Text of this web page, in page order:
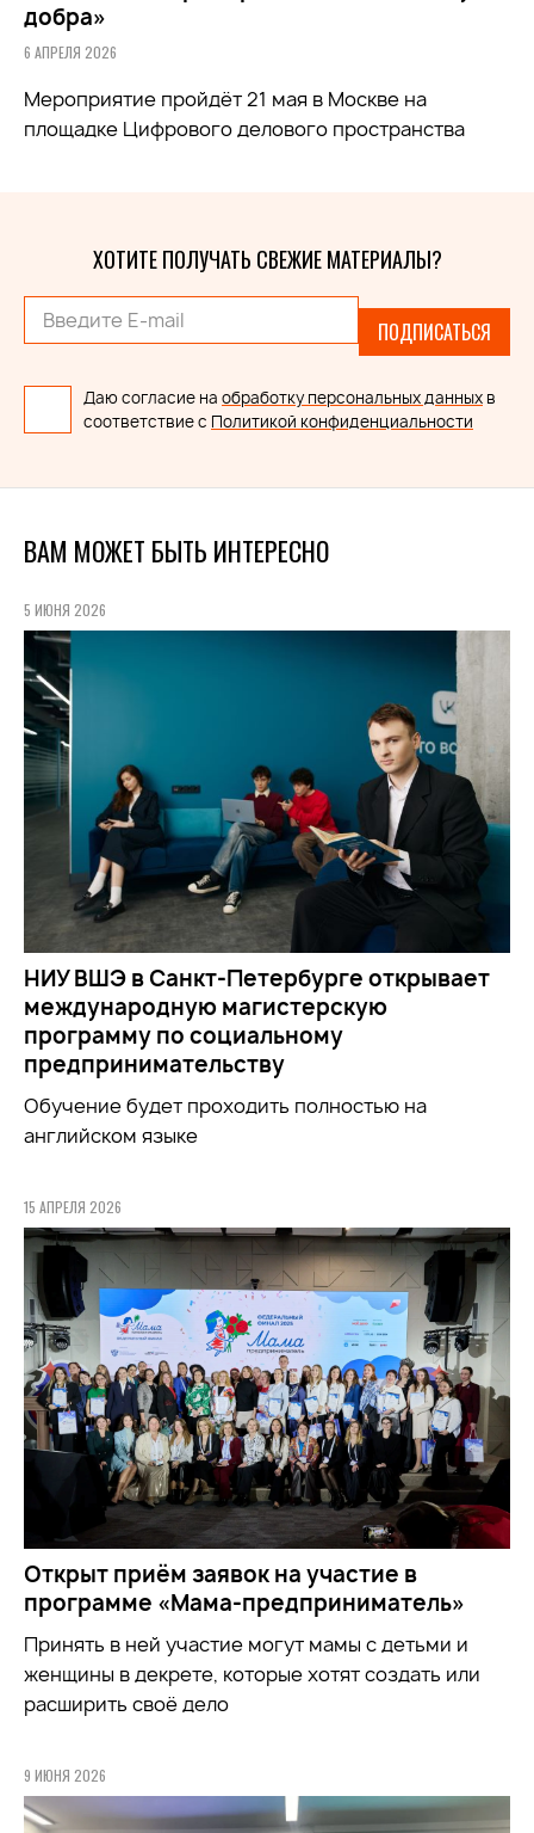
добра»
6 АПРЕЛЯ 2026
Мероприятие пройдёт 21 мая в Москве на
площадке Цифрового делового пространства
ХОТИТЕ ПОЛУЧАТЬ СВЕЖИЕ МАТЕРИАЛЫ?
ПОДПИСАТЬСЯ
Даю согласие на обработку персональных данных в
соответствие с Политикой конфиденциальности
ВАМ МОЖЕТ БЫТЬ ИНТЕРЕСНО
5 ИЮНЯ 2026
НИУ ВШЭ в Санкт-Петербурге открывает
международную магистерскую
программу по социальному
предпринимательству
Обучение будет проходить полностью на
английском языке
15 АПРЕЛЯ 2026
Открыт приём заявок на участие в
программе «Мама-предприниматель»
Принять в ней участие могут мамы с детьми и
женщины в декрете, которые хотят создать или
расширить своё дело
9 ИЮНЯ 2026